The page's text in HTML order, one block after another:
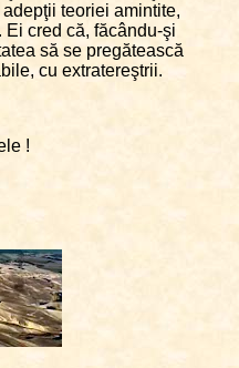
teoriei amintite,
Ei cred că, făcându-şi
să se pregătească
cu extratereştrii.
!